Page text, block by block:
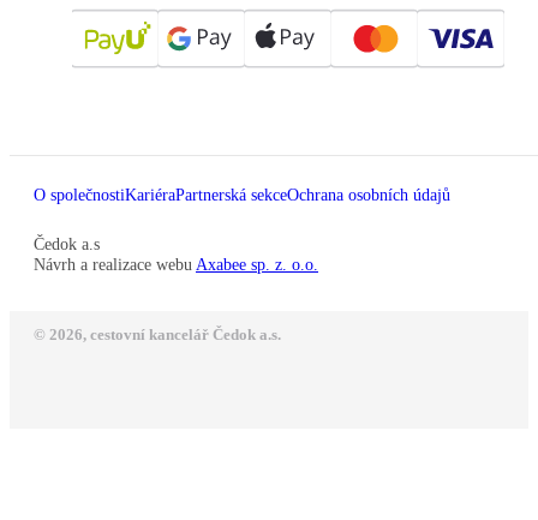
O společnostiKariéraPartnerská sekceOchrana osobních údajů
Čedok a.s
Návrh a realizace webu Axabee sp. z. o.o.
© 2026, cestovní kancelář Čedok a.s.